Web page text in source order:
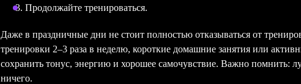
Продолжайте тренироваться.
Даже в праздничные дни не стоит полностью отказываться от
тренировки 2–3 раза в неделю, короткие домашние занятия или
сохранить тонус, энергию и хорошее самочувствие. Важно помнить:
ничего.